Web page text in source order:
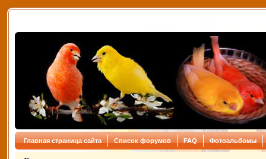
Главная страница сайта Список форумов FAQ Фотоальбомы